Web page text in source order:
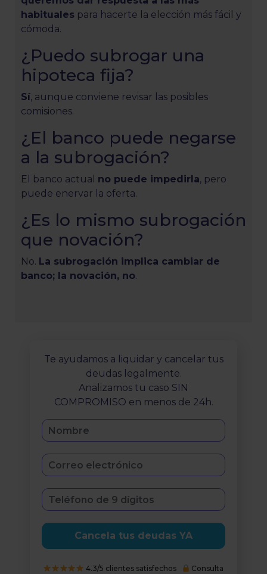
habituales para hacerte la elección más fácil y
cómoda.
¿Puedo subrogar una
hipoteca fija?
Sí, aunque conviene revisar las posibles
comisiones.
¿El banco puede negarse
a la subrogación?
El banco actual no puede impedirla, pero
puede enervar la oferta.
¿Es lo mismo subrogación
que novación?
No. La subrogación implica cambiar de
banco; la novación, no.
Te ayudamos a liquidar y cancelar tus
deudas legalmente.
Analizamos tu caso SIN
COMPROMISO en menos de 24h.
Cancela tus deudas YA
4.3/5 clientes satisfechos
Consulta